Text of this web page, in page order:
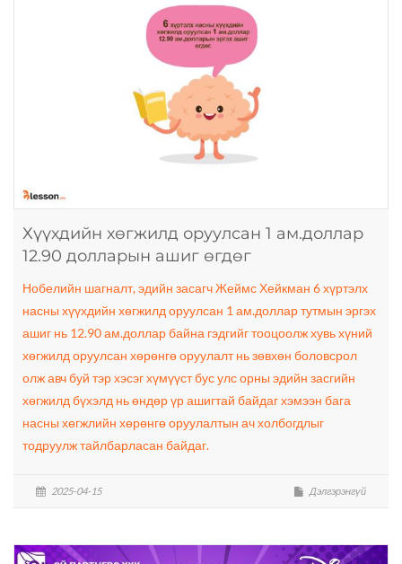
Хүүхдийн хөгжилд оруулсан 1 ам.доллар
12.90 долларын ашиг өгдөг
Нобелийн шагналт, эдийн засагч Жеймс Хейкман 6 хүртэлх
насны хүүхдийн хөгжилд оруулсан 1 ам.доллар тутмын эргэх
ашиг нь 12.90 ам.доллар байна гэдгийг тооцоолж хувь хүний
хөгжилд оруулсан хөрөнгө оруулалт нь зөвхөн боловсрол
олж авч буй тэр хэсэг хүмүүст бус улс орны эдийн засгийн
хөгжилд бүхэлд нь өндөр үр ашигтай байдаг хэмээн бага
насны хөгжлийн хөрөнгө оруулалтын ач холбогдлыг
тодруулж тайлбарласан байдаг.
2025-04-15 Дэлгэрэнгүй